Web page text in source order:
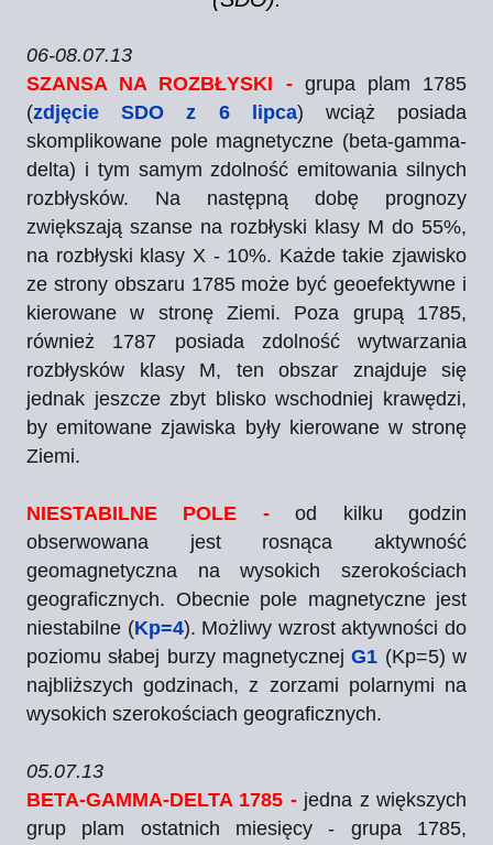
06-08.07.13
SZANSA NA ROZBŁYSKI -grupa plam 1785
(zdjęcie SDO z 6 lipca) wciąż posiada
skomplikowane pole magnetyczne (beta-gamma-
delta) i tym samym zdolność emitowania silnych
rozbłysków. Na następną dobę prognozy
zwiększają szanse na rozbłyski klasy M do 55%,
na rozbłyski klasy X - 10%. Każde takie zjawisko
ze strony obszaru 1785 może być geoefektywne i
kierowane w stronę Ziemi. Poza grupą 1785,
również 1787 posiada zdolność wytwarzania
rozbłysków klasy M, ten obszar znajduje się
jednak jeszcze zbyt blisko wschodniej krawędzi,
by emitowane zjawiska były kierowane w stronę
Ziemi.
NIESTABILNE POLE -od kilku godzin
obserwowana jest rosnąca aktywność
geomagnetyczna na wysokich szerokościach
geograficznych. Obecnie pole magnetyczne jest
niestabilne (Kp=4). Możliwy wzrost aktywności do
poziomu słabej burzy magnetycznejG1 (Kp=5) w
najbliższych godzinach, z zorzami polarnymi na
wysokich szerokościach geograficznych.
05.07.13
BETA-GAMMA-DELTA 1785 -jedna z większych
grup plam ostatnich miesięcy - grupa 1785,